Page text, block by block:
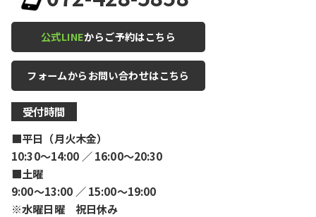
公式LINEからご予約はこちら
フォームからお問い合わせはこちら
受付時間
■平日（月火木金）
10:30〜14:00 ／ 16:00〜20:30
■土曜
9:00〜13:00 ／ 15:00〜19:00
※水曜日曜 祝日休み